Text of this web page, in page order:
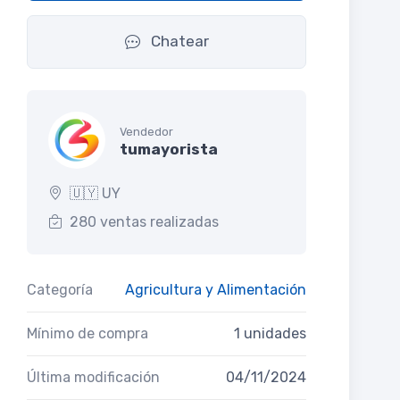
Chatear
Vendedor
tumayorista
🇺🇾 UY
280 ventas realizadas
Categoría Agricultura y Alimentación
Mínimo de compra 1 unidades
Última modificación 04/11/2024